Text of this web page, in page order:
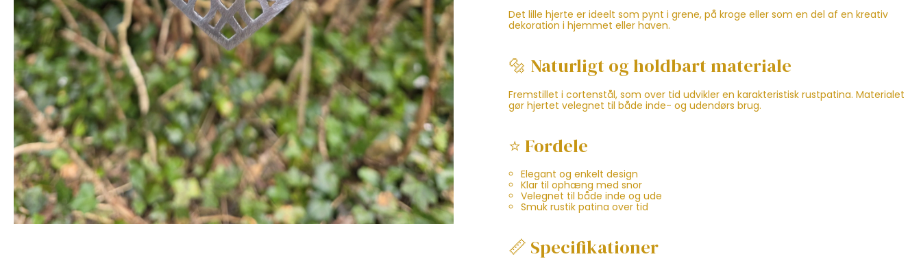
Det lille hjerte er ideelt som pynt i grene, på kroge eller som en del af en kreativ
dekoration i hjemmet eller haven.
🔩 Naturligt og holdbart materiale
Fremstillet i cortenstål, som over tid udvikler en karakteristisk rustpatina. Materialet
gør hjertet velegnet til både inde- og udendørs brug.
⭐ Fordele
Elegant og enkelt design
Klar til ophæng med snor
Velegnet til både inde og ude
Smuk rustik patina over tid
📏 Specifikationer